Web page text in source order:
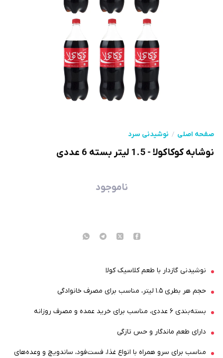
صفحه اصلی نوشیدنی سرد
نوشابه کوکاکولا - 1.5 لیتر بسته 6 عددی
ناموجود
نوشیدنی گازدار با طعم کلاسیک کولا
حجم هر بطری ۱.۵ لیتر، مناسب برای مصرف خانوادگی
بسته‌بندی ۶ عددی، مناسب برای خرید عمده و مصرف روزانه
دارای طعم ماندگار و حس تازگی
مناسب برای سرو همراه با انواع غذا، فست‌فود، ساندویچ و وعده‌های